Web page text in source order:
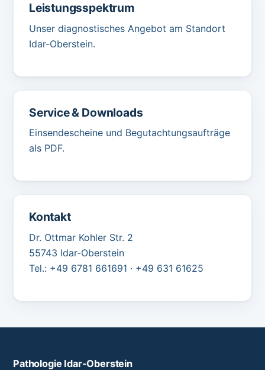
Leistungsspektrum
Unser diagnostisches Angebot am Standort
Idar-Oberstein.
Service & Downloads
Einsendescheine und Begutachtungsaufträge
als PDF.
Kontakt
Dr. Ottmar Kohler Str. 2
55743 Idar-Oberstein
Tel.: +49 6781 661691 · +49 631 61625
Pathologie Idar-Oberstein